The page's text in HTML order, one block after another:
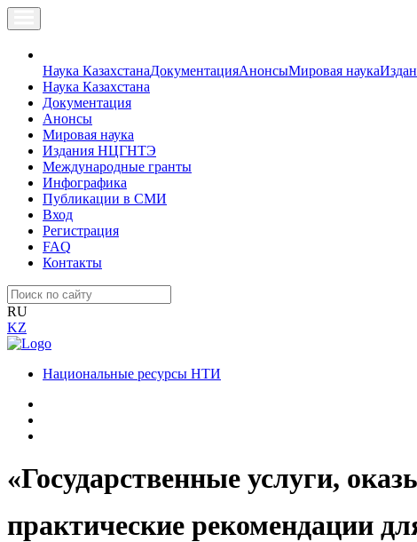
Наука КазахстанаДокументацияАнонсыМировая наука
Наука Казахстана
Документация
Анонсы
Мировая наука
Издания НЦГНТЭ
Международные гранты
Инфографика
Публикации в СМИ
Вход
Регистрация
FAQ
Контакты
RU
KZ
Национальные ресурсы НТИ
«Государственные услуги,
практические рекомендации